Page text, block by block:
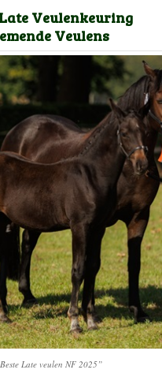
Veulenkeuring
Veulens
Late veulen NF 2025”